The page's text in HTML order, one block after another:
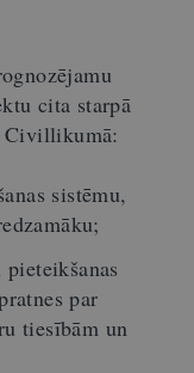
cita starpā
Civillikumā:
sistēmu,
par
tiesībām un